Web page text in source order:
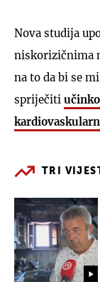
Nova studija
niskorizičnima
na to da bi se
spriječiti
TRI